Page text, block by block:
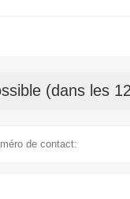
(dans les